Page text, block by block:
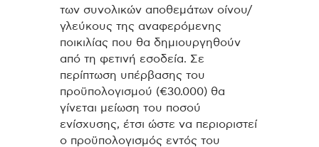
των συνολικών αποθεμάτων οίνου/
γλεύκους της αναφερόμενης
ποικιλίας που θα δημιουργηθούν
από τη φετινή εσοδεία. Σε
περίπτωση υπέρβασης του
προϋπολογισμού (€30.000) θα
γίνεται μείωση του ποσού
ενίσχυσης, έτσι ώστε να περιοριστεί
ο προϋπολογισμός εντός του